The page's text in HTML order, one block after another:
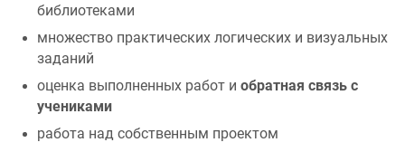
библиотеками
множество практических логических и визуальных
заданий
оценка выполненных работ и обратная связь с
учениками
работа над собственным проектом